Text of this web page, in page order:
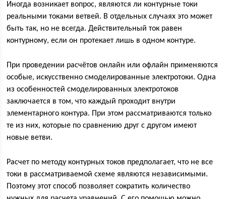
Иногда возникает вопрос, являются ли контурные токи
реальными токами ветвей. В отдельных случаях это может
быть так, но не всегда. Действительный ток равен
контурному, если он протекает лишь в одном контуре.
При проведении расчётов онлайн или офлайн применяются
особые, искусственно смоделированные электротоки. Одна
из особенностей смоделированных электротоков
заключается в том, что каждый проходит внутри
элементарного контура. При этом рассматриваются только
те из них, которые по сравнению друг с другом имеют
новые ветви.
Расчет по методу контурных токов предполагает, что не все
токи в рассматриваемой схеме являются независимыми.
Поэтому этот способ позволяет сократить количество